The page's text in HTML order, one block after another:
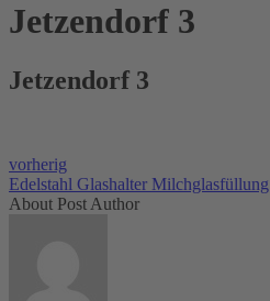
Jetzendorf 3
Jetzendorf 3
vorherig
Edelstahl Glashalter Milchglasfüllung
About Post Author